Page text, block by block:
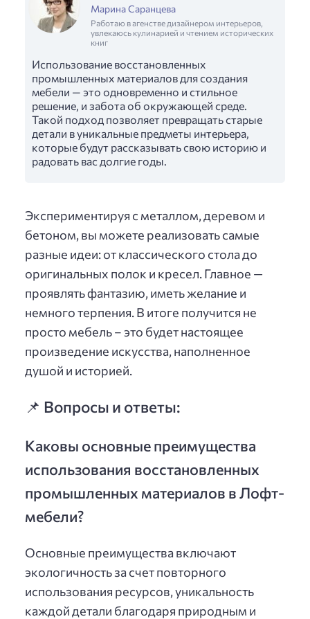
Марина Саранцева
Работаю в агенстве дизайнером интерьеров,
увлекаюсь кулинарией и чтением исторических
книг
Использование восстановленных
промышленных материалов для создания
мебели — это одновременно и стильное
решение, и забота об окружающей среде.
Такой подход позволяет превращать старые
детали в уникальные предметы интерьера,
которые будут рассказывать свою историю и
радовать вас долгие годы.
Экспериментируя с металлом, деревом и
бетоном, вы можете реализовать самые
разные идеи: от классического стола до
оригинальных полок и кресел. Главное —
проявлять фантазию, иметь желание и
немного терпения. В итоге получится не
просто мебель – это будет настоящее
произведение искусства, наполненное
душой и историей.
📌 Вопросы и ответы:
Каковы основные преимущества
использования восстановленных
промышленных материалов в Лофт-
мебели?
Основные преимущества включают
экологичность за счет повторного
использования ресурсов, уникальность
каждой детали благодаря природным и